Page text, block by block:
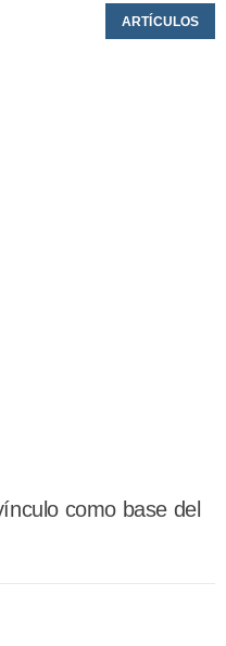
ARTÍCULOS
como base del